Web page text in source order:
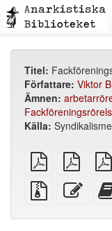
Titel:
Författare: Viktor
Ämnen:
Källa:
plain
PDF
A4
PDF
Källfiler
med